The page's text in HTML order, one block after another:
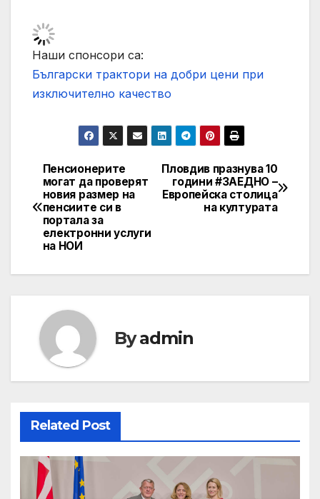
Наши спонсори са:
Български трактори на добри цени при
изключително качество
Post
navigation
Пловдив празнува 10
години #ЗАЕДНО –
Европейска столица
на културата
Пенсионерите
могат да проверят
новия размер на
пенсиите си в
портала за
електронни услуги
на НОИ
Byadmin
Related Post